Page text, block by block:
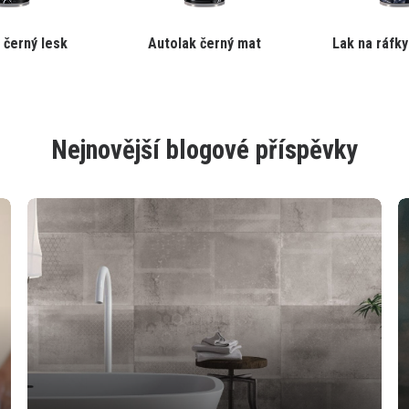
lesk
Tento
produkt
lze
vybrat
stránce
produktu
Autolak černý mat
Tento
produkt
lze
vybrat
stránce
produktu
Lak na
Nejnovější blogové příspěvky